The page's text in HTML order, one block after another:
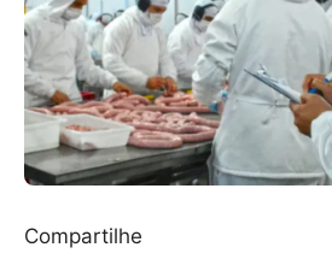
Compartilhe